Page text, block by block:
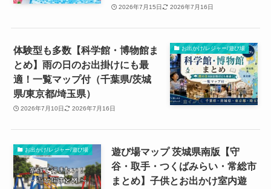
2026年7月15日 2026年7月16日
お出かけ/レジャー/遊び場
体験型も多数【科学館・博物館ま
とめ】雨の日のお出掛けにも最
適！一覧マップ付（千葉県/茨城
県/東京都/埼玉県）
2026年7月10日 2026年7月16日
お出かけ/レジャー/遊び場
遊び場マップ 茨城県南版【守
谷・取手・つくばみらい・常総市
まとめ】子供とお出かけ室内遊